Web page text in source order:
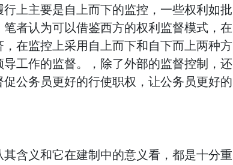
上主要是自上而下的监控，一些权利如批
者认为可以借鉴西方的权利监督模式，在
在监控上采用自上而下和自下而上两种方
工作的监督。，除了外部的监督控制，还
公务员更好的行使职权，让公务员更好的
含义和它在建制中的意义看，都是十分重